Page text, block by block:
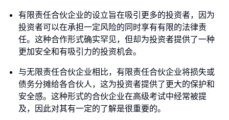
有限责任合伙企业的设立旨在吸引更多的投资者，因为
投资者可以在承担一定风险的同时享有有限的法律责
任。这种合作形式确实罕见，但却为投资者提供了一种
更加安全和有吸引力的投资机会。
与无限责任合伙企业相比，有限责任合伙企业将损失或
债务分摊给各合伙人，这为投资者提供了更大的保护和
安全感。这种形式的合伙企业在高级考试中经常被提
及，因此对其有一定的了解是很重要的。